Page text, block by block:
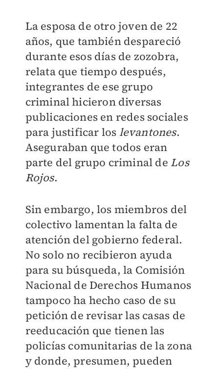
La esposa de otro joven de 22
años, que también despareció
durante esos días de zozobra,
relata que tiempo después,
integrantes de ese grupo
criminal hicieron diversas
publicaciones en redes sociales
para justificar los levantones.
Aseguraban que todos eran
parte del grupo criminal de Los
Rojos.
Sin embargo, los miembros del
colectivo lamentan la falta de
atención del gobierno federal.
No solo no recibieron ayuda
para su búsqueda, la Comisión
Nacional de Derechos Humanos
tampoco ha hecho caso de su
petición de revisar las casas de
reeducación que tienen las
policías comunitarias de la zona
y donde, presumen, pueden